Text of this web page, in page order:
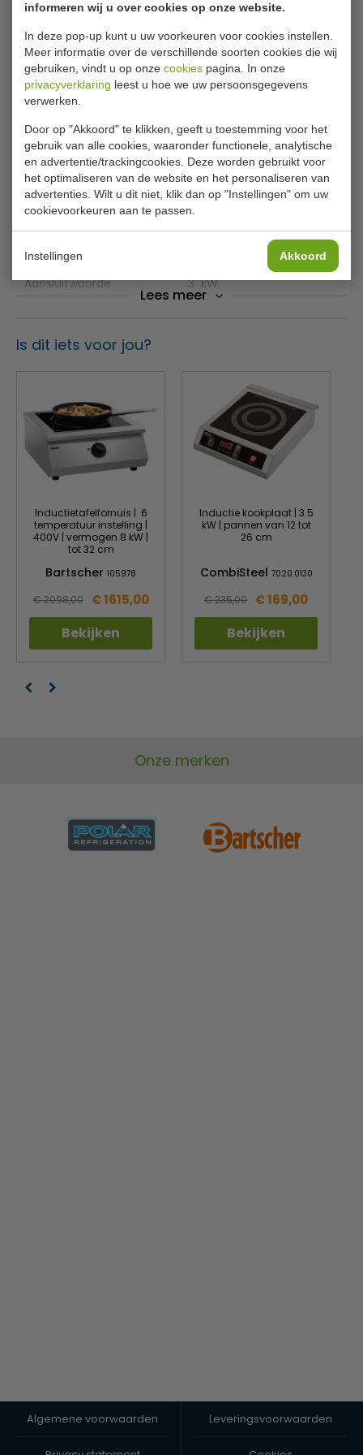
informeren wij u over cookies op onze website.
In deze pop-up kunt u uw voorkeuren voor cookies instellen.
Meer informatie over de verschillende soorten cookies die wij
gebruiken, vindt u op onze cookies pagina. In onze
privacyverklaring leest u hoe we uw persoonsgegevens
verwerken.
Door op "Akkoord" te klikken, geeft u toestemming voor het
gebruik van alle cookies, waaronder functionele, analytische
en advertentie/trackingcookies. Deze worden gebruikt voor
het optimaliseren van de website en het personaliseren van
advertenties. Wilt u dit niet, klik dan op "Instellingen" om uw
cookievoorkeuren aan te passen.
Instellingen Akkoord
Geringer verbrandingsgevaar, omdat het kookveld
Gemakkelijk schoon te houden geen aanbranden meer
van bijv. melk en suiker
Meer veiligheid door pan herkenning.
Aangegeven waarden zijn indicatief en afhankelijk van
Tijdinstelling tot
180 minuut/minuten
Timer
ja
Aantal temperatuurniveaus
10
Intervallen temperatuurinstelling
20 °C
Diameter kookpit(ten)
3000 W
Aansluitwaarde
3 kW
Frequentie
Elektronisch Touch
Controlelampje
Aan/Uit Vermogen
Temperatuur Tijd
Breedte glasveld
275 mm
Oververhittingsbeveiliging
ja
Digitaal display
Aan/Uit-schakelaar
ja
Kleur
Zilver Zwart
Geschikt voor inbouw
Vergrendeltoets
Regeling van
Vermogen Temperatuur
Tijd
Lees meer
Is dit iets voor jou?
Inductietafelfornuis | 6
temperatuur instelling |
400V | vermogen 8 kW |
tot 32 cm
Bartscher 105978
€ 2098,00 € 1615,00
Bekijken
Inductie kookplaat | 3.5
kW | pannen van 12 tot
26 cm
CombiSteel 7020.0130
€ 235,00 € 169,00
Bekijken
Onze merken
Algemene voorwaarden Leveringsvoorwaarden